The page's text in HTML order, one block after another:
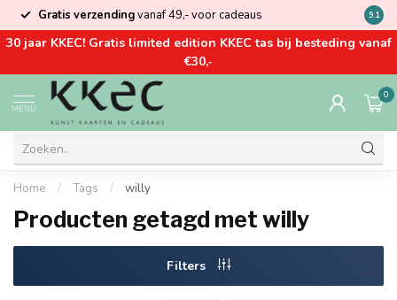
Gratis verzendingvanaf 49,- voor cadeaus Kom
9.1
30 jaar KKEC! Gratis limited edition KKEC tas bij besteding vanaf
€30,-
MENU
0
Home / Tags / willy
Producten getagd met willy
Filters